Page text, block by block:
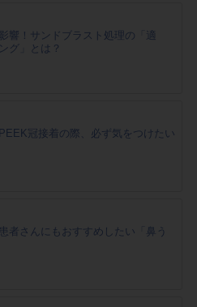
響！サンドブラスト処理の「適
グ」とは？
冠接着の際、必ず気をつけたい
者さんにもおすすめしたい「鼻う